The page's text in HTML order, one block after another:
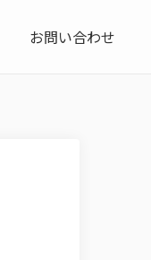
お問い合わせ